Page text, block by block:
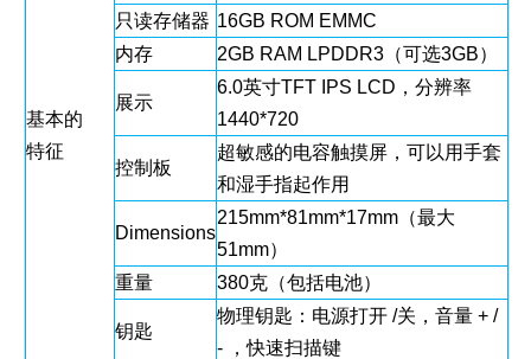
基本的
特征
只读存储器 16GB ROM EMMC
内存
2GB RAM LPDDR3（可选3GB）
展示
6.0英寸TFT IPS LCD，分辨率
1440*720
控制板
超敏感的电容触摸屏，可以用手套
和湿手指起作用
Dimensions
215mm*81mm*17mm（最大
51mm）
重量
380克（包括电池）
钥匙
物理钥匙：电源打开 /关，音量 + /
- ，快速扫描键